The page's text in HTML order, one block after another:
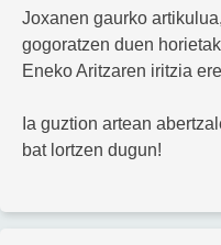
Joxanen gaurko
gogoratzen duen
Eneko Aritzaren iritzia
Ia guztion artean
bat lortzen dugun!